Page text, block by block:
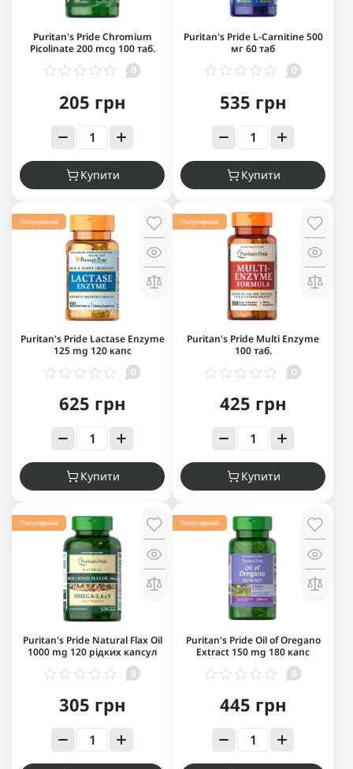
Puritan's Pride Chromium
Picolinate 200 mcg 100 таб.
0
205 грн
Купити
Puritan's Pride L-Carnitine 500
мг 60 таб
0
535 грн
Купити
Популярний
Puritan's Pride Lactase Enzyme
125 mg 120 капс
0
625 грн
Купити
Популярний
Puritan's Pride Multi Enzyme
100 таб.
0
425 грн
Купити
Популярний
Puritan's Pride Natural Flax Oil
1000 mg 120 рідких капсул
0
305 грн
Популярний
Puritan's Pride Oil of Oregano
Extract 150 mg 180 капс
0
445 грн